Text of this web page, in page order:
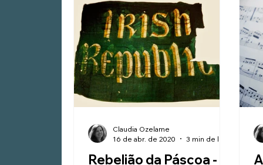
Rebelião da Páscoa -
Claudia Ozelame
16 de abr. de 2020